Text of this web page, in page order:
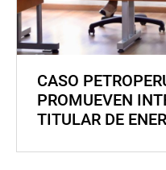
CASO
PROMUEVEN
TITULAR DE